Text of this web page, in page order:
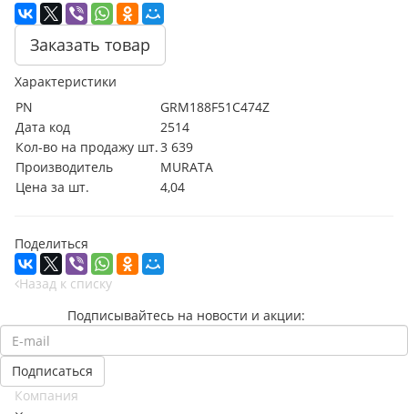
Заказать товар
Характеристики
PN
GRM188F51C474Z
Дата код
2514
Кол-во на продажу шт.3 639
Производитель
MURATA
Цена за шт.
4,04
Поделиться
Назад к списку
Подписывайтесь на новости и акции:
Компания